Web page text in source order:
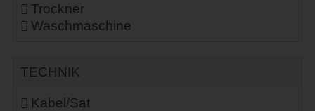
Trockner
Waschmaschine
TECHNIK
Kabel/Sat